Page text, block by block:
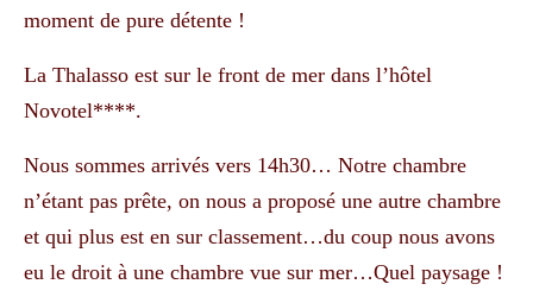
moment de pure détente !
La Thalasso est sur le front de mer dans l’hôtel
Novotel****.
Nous sommes arrivés vers 14h30… Notre chambre
n’étant pas prête, on nous a proposé une autre chambre
et qui plus est en sur classement…du coup nous avons
eu le droit à une chambre vue sur mer…Quel paysage !